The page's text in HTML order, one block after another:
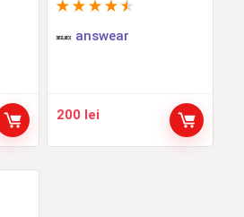
★ ★ ★ ★ ★
answear
200 lei